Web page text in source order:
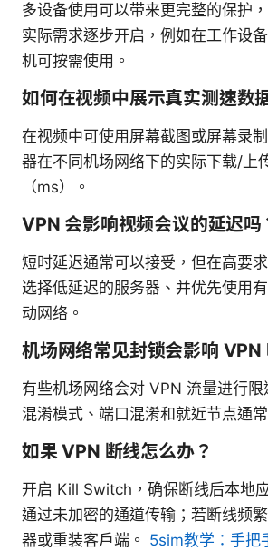
多设备使用可以带来更完整的保护
实际需求逐步开启，例如在工作设
机可按需使用。
如何在视频中展示真实测速数
在视频中可使用屏幕截图或屏幕录
器在不同机场网络下的实际下载/上
（ms）。
VPN 会影响视频会议的延迟吗
短时延迟通常可以接受，但在高要
选择低延迟的服务器、并优先使用
动网络。
机场网络常见封锁会影响 VPN
有些机场网络会对 VPN 流量进行限
混淆模式、端口混淆和就近节点通
如果 VPN 断线怎么办？
开启 Kill Switch，确保断线后本地
通过未加密的通道传输；若断线频
器或重装客户端。 5sim教学：手把